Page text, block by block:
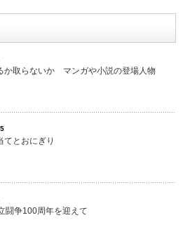
か取らないか マンガや小説の登場人物
てとおにぎり
闘争100周年を迎えて